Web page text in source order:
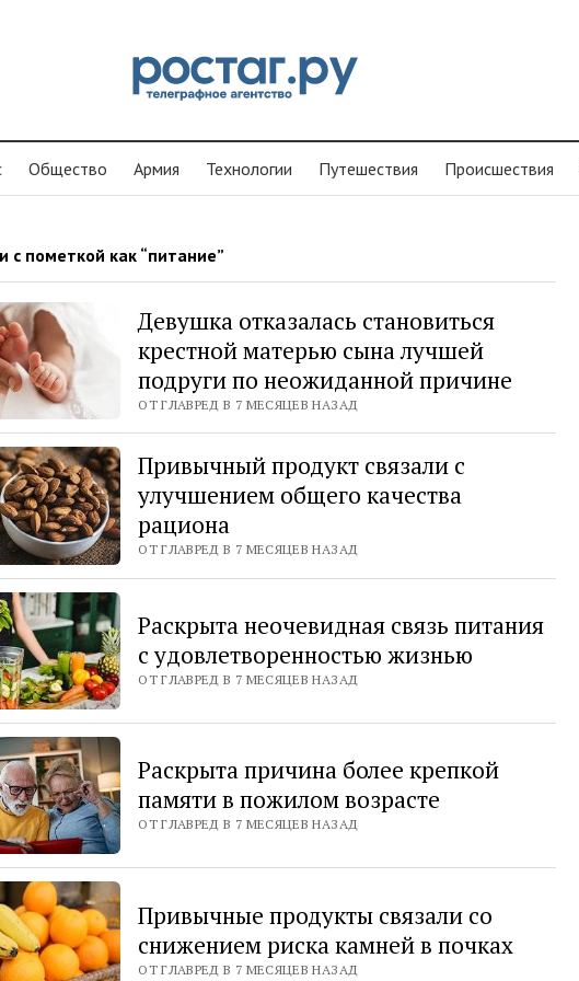
Общество Армия Технологии Путешествия Проиcшествия
с пометкой как “питание”
Девушка отказалась становиться
крестной матерью сына лучшей
подруги по неожиданной причине
ОТ ГЛАВРЕД В 7 МЕСЯЦЕВ НАЗАД
Привычный продукт связали с
улучшением общего качества
рациона
ОТ ГЛАВРЕД В 7 МЕСЯЦЕВ НАЗАД
Раскрыта неочевидная связь питания
с удовлетворенностью жизнью
ОТ ГЛАВРЕД В 7 МЕСЯЦЕВ НАЗАД
Раскрыта причина более крепкой
памяти в пожилом возрасте
ОТ ГЛАВРЕД В 7 МЕСЯЦЕВ НАЗАД
Привычные продукты связали со
снижением риска камней в почках
ОТ ГЛАВРЕД В 7 МЕСЯЦЕВ НАЗАД